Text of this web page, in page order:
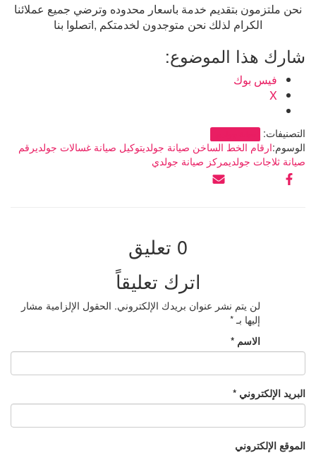
نحن ملتزمون بتقديم خدمة باسعار محدوده وترضي جميع عملائنا
الكرام لذلك نحن متوجدون لخدمتكم ,اتصلوا بنا
شارك هذا الموضوع:
فيس بوك
X
التصنيفات:
الوسوم:ارقام الخط الساخن صيانة جولديتوكيل صيانة غسالات جولديرقم
صيانة ثلاجات جولديمركز صيانة جولدي
0 تعليق
اترك تعليقاً
لن يتم نشر عنوان بريدك الإلكتروني. الحقول الإلزامية مشار
إليها بـ*
الاسم *
البريد الإلكتروني *
الموقع الإلكتروني